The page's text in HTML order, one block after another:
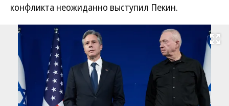
конфликта неожиданно выступил Пекин.
Развернуть